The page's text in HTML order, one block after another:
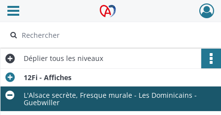
Archives Alsace - Colmar
Ouvrir le menu déroulant
Déplier tous les niveaux
12Fi - Affiches
L'Alsace secrète, Fresque murale - Les Dominicains -
Guebwiller